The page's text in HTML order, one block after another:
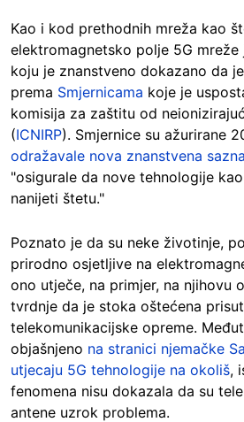
Kao i kod prethodnih mreža kao
elektromagnetsko polje 5G
koju je znanstveno dokazano da
prema Smjernicama koje je
komisija za zaštitu od
(ICNIRP). Smjernice su ažurirane
odražavale nova znanstvena
"osigurale da nove tehnologije
nanijeti štetu."
Poznato je da su neke životinje,
prirodno osjetljive na
ono utječe, na primjer, na njihovu
tvrdnje da je stoka oštećena
telekomunikacijske opreme.
objašnjeno na stranici njemačke
utjecaju 5G tehnologije na okoliš,
fenomena nisu dokazala da su
antene uzrok problema.